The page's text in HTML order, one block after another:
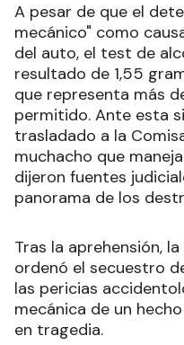
A pesar de que el
mecánico" como
del auto, el test de
resultado de 1,55
que representa más
permitido. Ante esta
trasladado a la
muchacho que
dijeron fuentes
panorama de los
Tras la aprehensión,
ordenó el secuestro
las pericias
mecánica de un
en tragedia.